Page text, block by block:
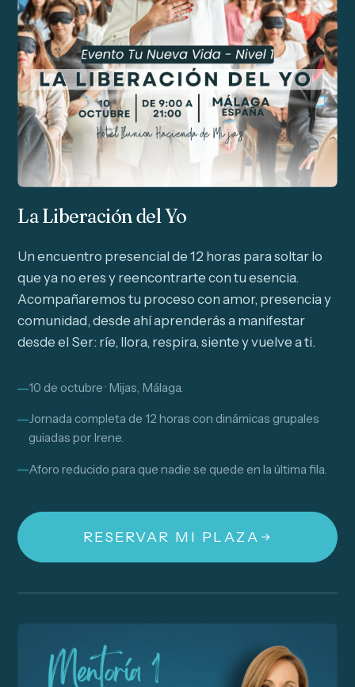
La Liberación del Yo
Un encuentro presencial de 12 horas para soltar lo
que ya no eres y reencontrarte con tu esencia.
Acompañaremos tu proceso con amor, presencia y
comunidad, desde ahí aprenderás a manifestar
desde el Ser: ríe, llora, respira, siente y vuelve a ti.
10 de octubre · Mijas, Málaga.
Jornada completa de 12 horas con dinámicas grupales
guiadas por Irene.
Aforo reducido para que nadie se quede en la última fila.
RESERVAR MI PLAZA